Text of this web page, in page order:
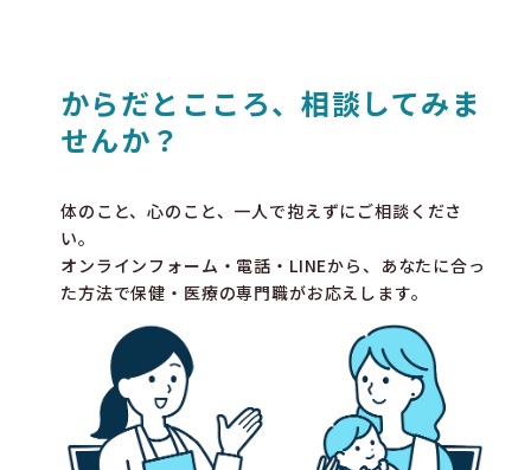
からだとこころ、相談してみま
せんか？
体のこと、心のこと、一人で抱えずにご相談くださ
い。
オンラインフォーム・電話・LINEから、あなたに合っ
た方法で保健・医療の専門職がお応えします。